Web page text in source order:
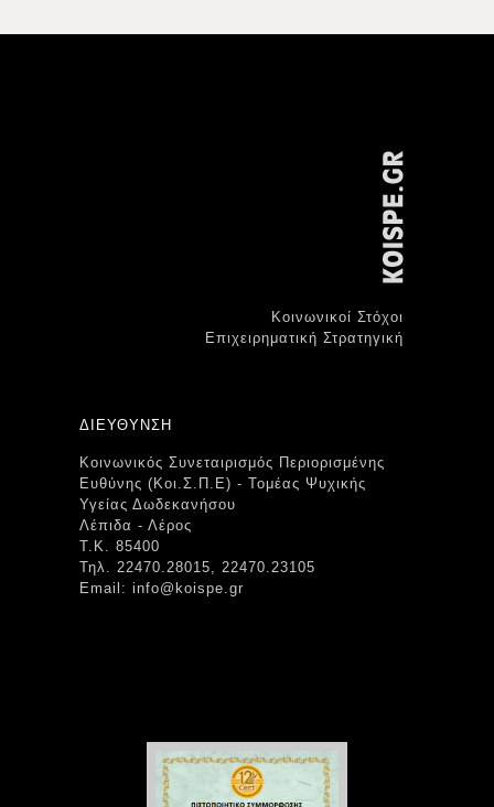
Κοινωνικοί Στόχοι
Επιχειρηματική Στρατηγική
ΔΙΕΥΘΥΝΣΗ
Κοινωνικός Συνεταιρισμός Περιορισμένης
Ευθύνης (Κοι.Σ.Π.Ε) - Τομέας Ψυχικής
Υγείας Δωδεκανήσου
Λέπιδα - Λέρος
Τ.Κ. 85400
Τηλ. 22470.28015, 22470.23105
Email: info@koispe.gr